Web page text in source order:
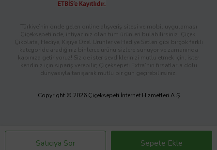
Satıcıya Sor Sepete Ekle
Türkiye’nin önde gelen online alışveriş sitesi ve mobil uygulaması
Çiçeksepeti’nde, ihtiyacınız olan tüm ürünleri bulabilirsiniz. Çiçek,
Çikolata, Hediye, Kişiye Özel Ürünler ve Hediye Setleri gibi birçok farklı
kategoride aradığınız binlerce ürünü sizlere sunuyor ve zamanında
kapınıza getiriyoruz! Siz de ister sevdiklerinizi mutlu etmek için, ister
kendiniz için sipariş verebilir; Çiçeksepeti Extra’nın fırsatlarla dolu
dünyasıyla tanışarak mutlu bir gün geçirebilirsiniz.
Copyright © 2026 Çiçeksepeti İnternet Hizmetleri A.Ş